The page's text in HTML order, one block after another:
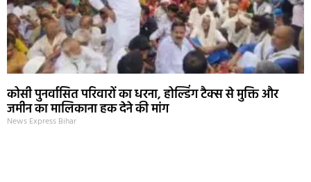
कोसी पुनर्वासित परिवारों का धरना, होल्डिंग टैक्स से मुक्ति और
जमीन का मालिकाना हक देने की मांग
News Express Bihar